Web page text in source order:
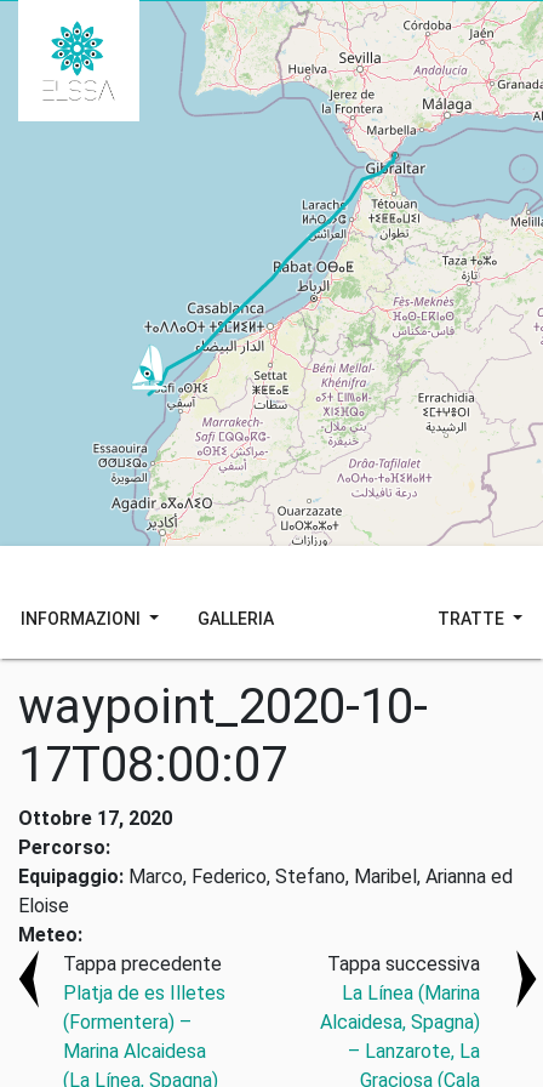
INFORMAZIONI GALLERIA TRATTE
waypoint_2020-10-
17T08:00:07
Ottobre 17, 2020
Percorso:
Equipaggio: Marco, Federico, Stefano, Maribel, Arianna ed
Eloise
Meteo:
Tappa precedente
Platja de es Illetes
(Formentera) –
Marina Alcaidesa
(La Línea, Spagna)
Tappa successiva
La Línea (Marina
Alcaidesa, Spagna)
– Lanzarote, La
Graciosa (Cala